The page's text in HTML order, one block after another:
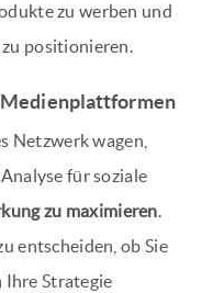
zu werben und
positionieren.
Netzwerk wagen,
für soziale
zu maximieren.
entscheiden, ob Sie
Strategie